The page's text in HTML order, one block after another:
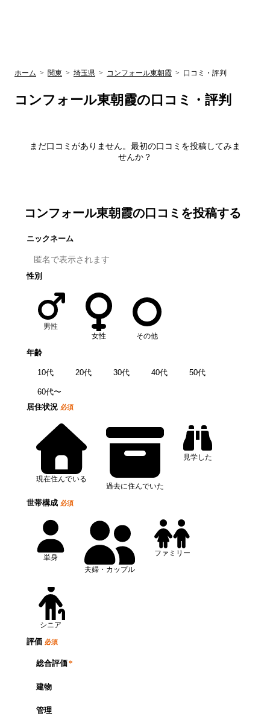
ホーム > 関東 > 埼玉県 > コンフォール東朝霞 > 口コミ・評判
コンフォール東朝霞の口コミ・評判
まだ口コミがありません。最初の口コミを投稿してみま
せんか？
コンフォール東朝霞の口コミを投稿する
ニックネーム
性別
男性
女性
その他
年齢
10代 20代 30代 40代 50代
60代〜
居住状況 必須
現在住んでいる
過去に住んでいた
見学した
世帯構成 必須
単身
夫婦・カップル
ファミリー
シニア
評価 必須
総合評価*
建物
管理